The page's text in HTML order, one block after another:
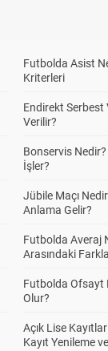
Futbolda Asist
Kriterleri
Endirekt
Verilir?
Bonservis
İşler?
Jübile Maçı
Anlama Gelir?
Futbolda Averaj
Arasındaki
Futbolda Ofsayt
Olur?
Açık Lise
Kayıt Yenileme